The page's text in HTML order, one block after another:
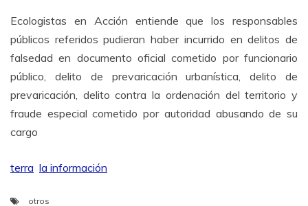
Ecologistas en Acción entiende que los responsables
públicos referidos pudieran haber incurrido en delitos de
falsedad en documento oficial cometido por funcionario
público, delito de prevaricación urbanística, delito de
prevaricación, delito contra la ordenación del territorio y
fraude especial cometido por autoridad abusando de su
cargo
terra la información
otros